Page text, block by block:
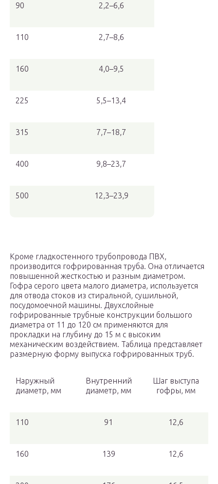
90 2,2–6,6
110 2,7–8,6
160 4,0–9,5
225 5,5–13,4
315 7,7–18,7
400 9,8–23,7
500 12,3–23,9
Кроме гладкостенного трубопровода ПВХ,
производится гофрированная труба. Она отличается
повышенной жесткостью и разным диаметром.
Гофра серого цвета малого диаметра, используется
для отвода стоков из стиральной, сушильной,
посудомоечной машины. Двухслойные
гофрированные трубные конструкции большого
диаметра от 11 до 120 см применяются для
прокладки на глубину до 15 м с высоким
механическим воздействием. Таблица представляет
размерную форму выпуска гофрированных труб.
Наружный
диаметр, мм
Внутренний
диаметр, мм
Шаг выступа
гофры, мм
110 91 12,6
160 139 12,6